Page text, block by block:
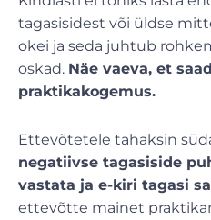
tagasisidest või üldse
okei ja seda juhtub
oskad. Näe vaeva, et
praktikakogemus.
Ettevõtetele tahaksin
negatiivse tagasiside
vastata ja e-kiri tagasi
ettevõtte mainet